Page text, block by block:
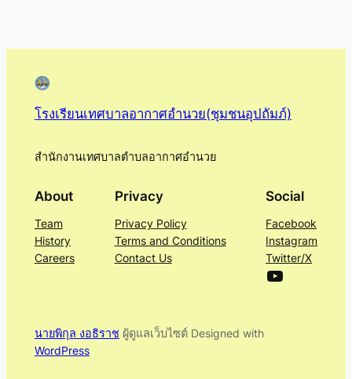
โรงเรียนเทศบาลอากาศอำนวย(ชุมชนอุปถัมภ์)
สำนักงานเทศบาลตำบลอากาศอำนวย
About
Team
History
Careers
Privacy
Privacy Policy
Terms and Conditions
Contact Us
Social
Facebook
Instagram
Twitter/X
นายพิกุล งอธิราช ผู้ดูแลเว็บไซต์ Designed with
WordPress